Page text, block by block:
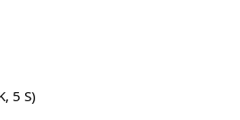
5 S)